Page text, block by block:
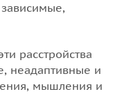
расстройства
неадаптивные и
мышления и